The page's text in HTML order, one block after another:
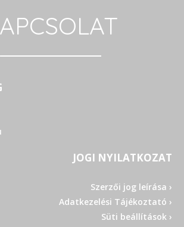
JOGI NYILATKOZAT
Szerzői jog leírása ›
Adatkezelési Tájékoztató ›
Süti beállítások ›